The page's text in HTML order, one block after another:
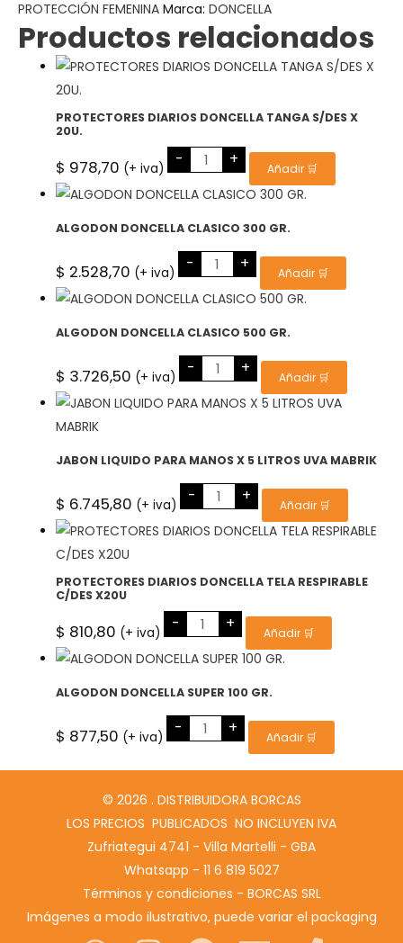
8U
PROTECCIÓN FEMENINA Marca: DONCELLA
Productos relacionados
PROTECTORES DIARIOS DONCELLA TANGA S/DES X
20U.
$ 978,70 (+ iva) - PROTECTORES
DIARIOS
DONCELLA
TANGA
S/DES
20U.
+ Añadir 🛒
ALGODON DONCELLA CLASICO 300 GR.
$ 2.528,70 (+ iva) - ALGODON
DONCELLA
CLASICO
300
GR.
+ Añadir 🛒
ALGODON DONCELLA CLASICO 500 GR.
$ 3.726,50 (+ iva) - ALGODON
DONCELLA
CLASICO
500
GR.
+ Añadir 🛒
JABON LIQUIDO PARA MANOS X 5 LITROS UVA MABRIK
$ 6.745,80 (+ iva) - JABON
LIQUIDO
PARA
MANOS
X
UVA
MABRIK
+ Añadir 🛒
PROTECTORES DIARIOS DONCELLA TELA RESPIRABLE
C/DES X20U
$ 810,80 (+ iva) - PROTECTORES
DIARIOS
DONCELLA
TELA
RESPIRABLE
X20U
+ Añadir 🛒
ALGODON DONCELLA SUPER 100 GR.
$ 877,50 (+ iva) - ALGODON
DONCELLA
SUPER
GR.
+ Añadir 🛒
© 2026 . DISTRIBUIDORA BORCAS
LOS PRECIOS PUBLICADOS NO INCLUYEN IVA
Zufriategui 4741 - Villa Martelli - GBA
Whatsapp - 11 6 819 5027
Términos y condiciones - BORCAS SRL
Imágenes a modo ilustrativo, puede variar el packaging